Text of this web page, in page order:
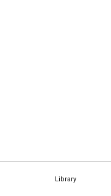
Library